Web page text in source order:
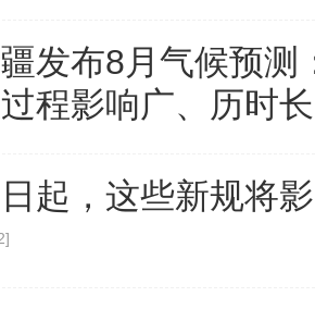
发布8月气候预测
程影响广、历时长
起，这些新规将